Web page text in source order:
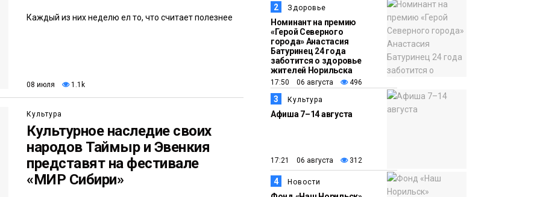
Каждый из них неделю ел то, что считает полезнее
08 июля 1.1k
Культура
Культурное наследие своих
народов Таймыр и Эвенкия
представят на фестивале
«МИР Сибири»
2 Здоровье
Номинант на премию
«Герой Северного
города» Анастасия
Батуринец 24 года
заботится о здоровье
жителей Норильска
17:50 06 августа 496
3 Культура
Афиша 7–14 августа
17:21 06 августа 312
4 Новости